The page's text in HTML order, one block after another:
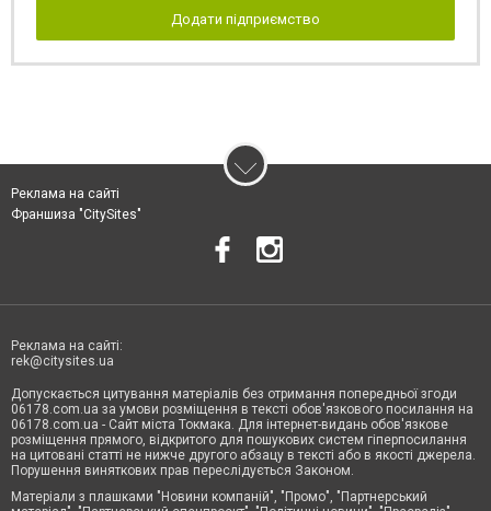
Додати підприємство
Реклама на сайті
Франшиза "CitySites"
Реклама на сайті:
rek@citysites.ua
Допускається цитування матеріалів без отримання попередньої згоди
06178.com.ua за умови розміщення в тексті обов'язкового посилання на
06178.com.ua - Сайт міста Токмака. Для інтернет-видань обов'язкове
розміщення прямого, відкритого для пошукових систем гіперпосилання
на цитовані статті не нижче другого абзацу в тексті або в якості джерела.
Порушення виняткових прав переслідується Законом.
Матеріали з плашками "Новини компаній", "Промо", "Партнерський